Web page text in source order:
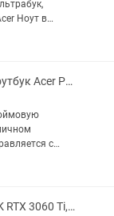
Ноут в
и не
Мощный игровой ноутбук Acer Predator Helios 300 (PH317-56) 17.3
с
Мощный игровой ПК RTX 3060 Ti, i5-12400F, 32GB, 240Hz